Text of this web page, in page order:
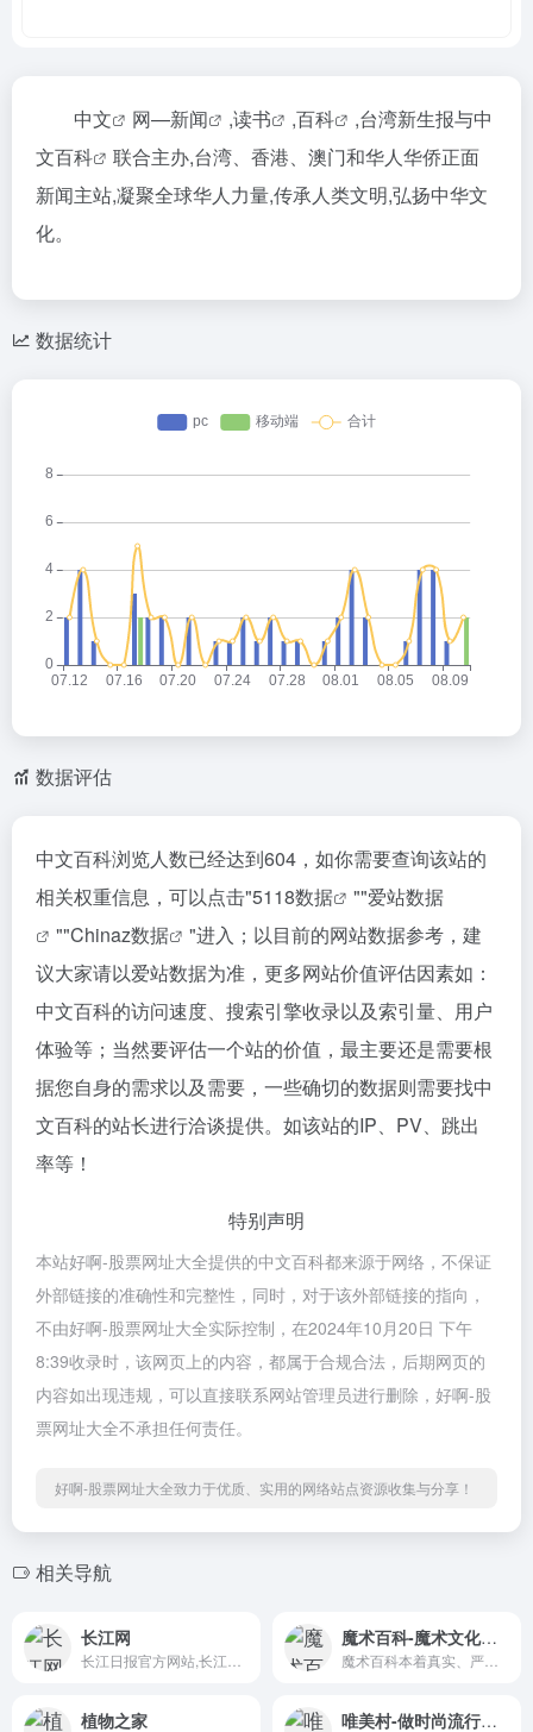
中文 网—新闻 ,读书 ,百科 ,台湾新生报与中
文百科
联合主办,台湾、香港、澳门和华人华侨正面
新闻主站,凝聚全球华人力量,传承人类文明,弘扬中华文
化。
数据统计
数据评估
中文百科浏览人数已经达到604，如你需要查询该站的
相关权重信息，可以点击"5118数据 ""爱站数据
""Chinaz数据
"进入；以目前的网站数据参考，建
议大家请以爱站数据为准，更多网站价值评估因素如：
中文百科的访问速度、搜索引擎收录以及索引量、用户
体验等；当然要评估一个站的价值，最主要还是需要根
据您自身的需求以及需要，一些确切的数据则需要找中
文百科的站长进行洽谈提供。如该站的IP、PV、跳出
率等！
特别声明
本站好啊-股票网址大全提供的中文百科都来源于网络，不保证
外部链接的准确性和完整性，同时，对于该外部链接的指向，
不由好啊-股票网址大全实际控制，在2024年10月20日 下午
8:39收录时，该网页上的内容，都属于合规合法，后期网页的
内容如出现违规，可以直接联系网站管理员进行删除，好啊-股
票网址大全不承担任何责任。
好啊-股票网址大全致力于优质、实用的网络站点资源收集与分享！
相关导航
长江网 魔术百科-魔术文化中文百科全书
植物之家 唯美村-做时尚流行美容健康娱乐女性网站